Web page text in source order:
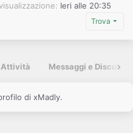
Ieri alle 20:35
Trova
Attività Messaggi e
di xMadly.